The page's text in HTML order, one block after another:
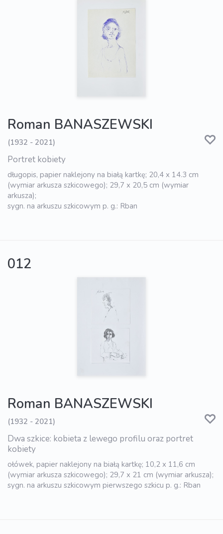
Roman BANASZEWSKI
(1932 - 2021)
Portret kobiety
długopis, papier naklejony na białą kartkę; 20,4 x 14.3 cm
(wymiar arkusza szkicowego); 29,7 x 20,5 cm (wymiar
arkusza);
sygn. na arkuszu szkicowym p. g.: Rban
012
Roman BANASZEWSKI
(1932 - 2021)
Dwa szkice: kobieta z lewego profilu oraz portret
kobiety
ołówek, papier naklejony na białą kartkę; 10,2 x 11,6 cm
(wymiar arkusza szkicowego); 29,7 x 21 cm (wymiar arkusza);
sygn. na arkuszu szkicowym pierwszego szkicu p. g.: Rban